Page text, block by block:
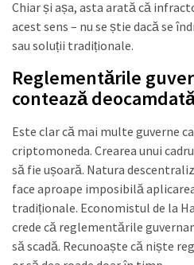
Chiar și așa, asta arată că
acest sens – nu se știe dacă se
sau soluții tradiționale.
Reglementările
contează
Este clar că mai multe guverne
criptomoneda. Crearea unui
să fie ușoară. Natura
face aproape imposibilă
tradiționale. Economistul de la
crede că reglementările
să scadă. Recunoaște că niște